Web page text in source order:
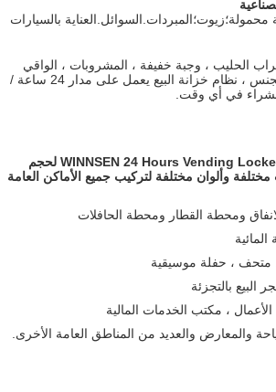
محمولة؛زيوت؛المبردات.السوائل.العناية بالسيارات
الحليب ، وجبة خفيفة ، المشروبات ، الواقي
الذكري / آلة بيع ألعاب الجنس ، نظام خزانة البيع يعمل على مدار 24 ساعة /
يمكن تخصيص خزائن WINNSEN 24 Hours Vending Lockers لحجم
وألوان مختلفة لتركيب جميع الأماكن العامة
ومحطة القطار ومحطة الحافلات
متحف ، حفلة موسيقية
البيع بالتجزئة
، مكتب الخدمات المالية
والمعارض والعديد من المناطق العامة الأخرى.